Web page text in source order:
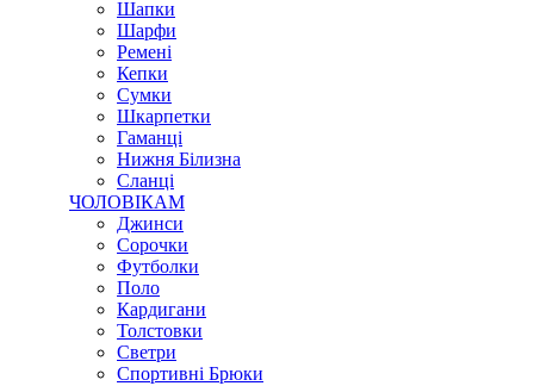
Шапки
Шарфи
Ремені
Кепки
Сумки
Шкарпетки
Гаманці
Нижня Білизна
Сланці
ЧОЛОВІКАМ
Джинси
Сорочки
Футболки
Поло
Кардигани
Толстовки
Светри
Спортивні Брюки